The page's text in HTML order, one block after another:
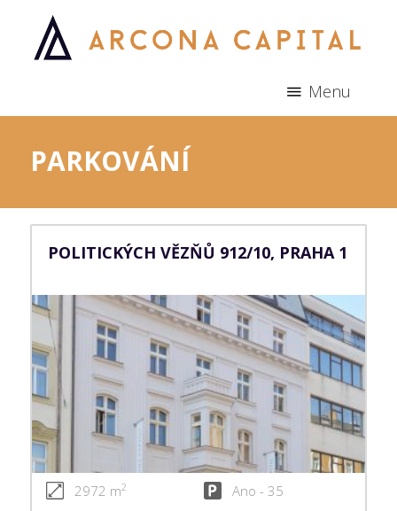
Menu
PARKOVÁNÍ
POLITICKÝCH VĚZŇŮ 912/10, PRAHA 1
2972 m2
Ano - 35